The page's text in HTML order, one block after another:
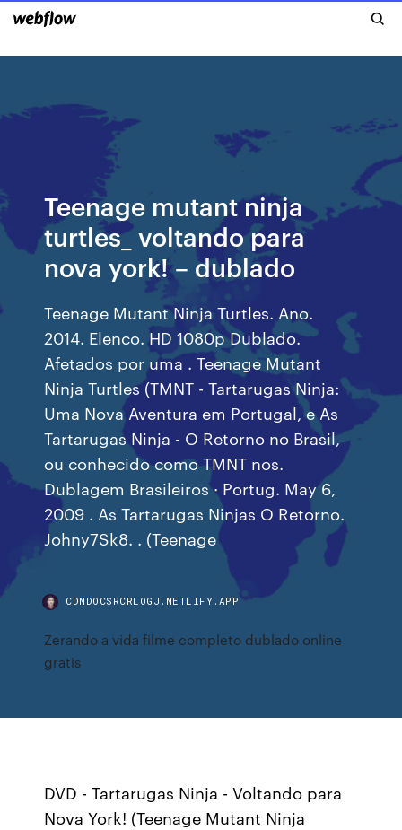
Teenage mutant ninja
turtles_ voltando para
nova york! – dublado
Teenage Mutant Ninja Turtles. Ano.
2014. Elenco. HD 1080p Dublado.
Afetados por uma . Teenage Mutant
Ninja Turtles (TMNT - Tartarugas Ninja:
Uma Nova Aventura em Portugal, e As
Tartarugas Ninja - O Retorno no Brasil,
ou conhecido como TMNT nos.
Dublagem Brasileiros · Portug. May 6,
2009 . As Tartarugas Ninjas O Retorno.
Johny7Sk8. . (Teenage
CDNDOCSRCRLOGJ.NETLIFY.APP
Zerando a vida filme completo dublado online
gratis
DVD - Tartarugas Ninja - Voltando para
Nova York! (Teenage Mutant Ninja